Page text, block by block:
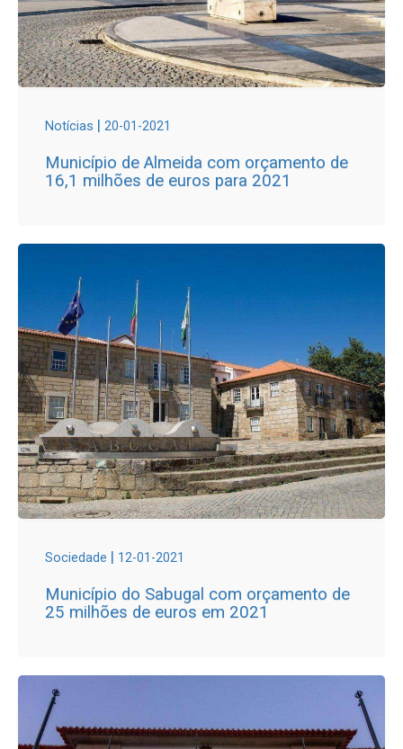
Notícias | 20-01-2021
Município de Almeida com orçamento de
16,1 milhões de euros para 2021
Sociedade | 12-01-2021
Município do Sabugal com orçamento de
25 milhões de euros em 2021